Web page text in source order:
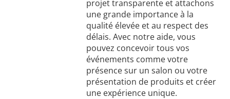
projet transparente et attachons
une grande importance à la
qualité élevée et au respect des
délais. Avec notre aide, vous
pouvez concevoir tous vos
événements comme votre
présence sur un salon ou votre
présentation de produits et créer
une expérience unique.